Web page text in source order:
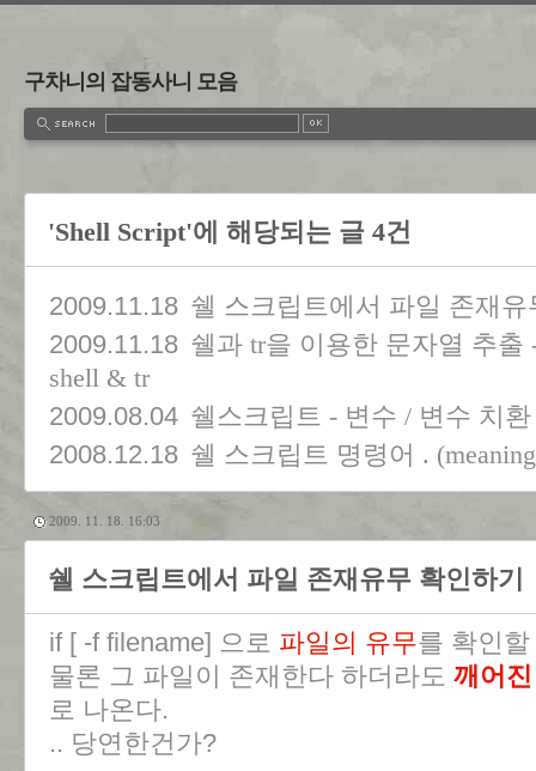
구차니의 잡동사니 모음
'Shell Script'에 해당되는 글 4건
2009.11.18 쉘 스크립트에서 파일 존재
2009.11.18 쉘과 tr을 이용한 문자열 추출
shell & tr
2009.08.04 쉘스크립트 - 변수 / 변수 치환
2008.12.18 쉘 스크립트 명령어 .
2009. 11. 18. 16:03
쉘 스크립트에서 파일 존재유무 확인하기
if [ -f filename] 으로 파일의 유무를 확인
물론 그 파일이 존재한다 하더라도 깨어
로 나온다.
.. 당연한건가?